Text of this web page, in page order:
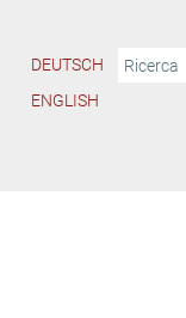
DEUTSCH
ENGLISH